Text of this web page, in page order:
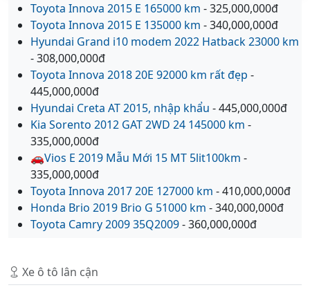
Toyota Innova 2015 E 165000 km - 325,000,000đ
Toyota Innova 2015 E 135000 km - 340,000,000đ
Hyundai Grand i10 modem 2022 Hatback 23000 km
- 308,000,000đ
Toyota Innova 2018 20E 92000 km rất đẹp -
445,000,000đ
Hyundai Creta AT 2015, nhập khẩu - 445,000,000đ
Kia Sorento 2012 GAT 2WD 24 145000 km -
335,000,000đ
🚗Vios E 2019 Mẫu Mới 15 MT 5lit100km -
335,000,000đ
Toyota Innova 2017 20E 127000 km - 410,000,000đ
Honda Brio 2019 Brio G 51000 km - 340,000,000đ
Toyota Camry 2009 35Q2009- 360,000,000đ
Xe ô tô lân cận